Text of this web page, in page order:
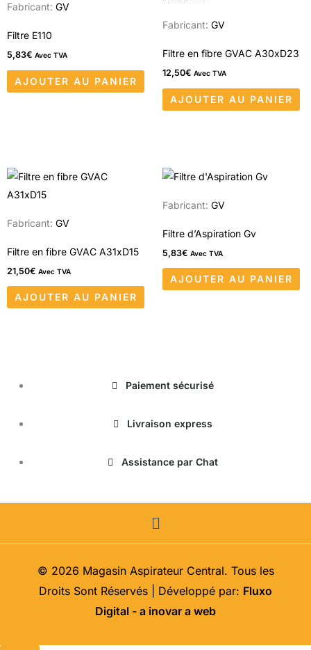
Fabricant: GV
Filtre E110
5,83€ Avec TVA
AJOUTER AU PANIER
Fabricant: GV
Filtre en fibre GVAC A30xD23
12,50€ Avec TVA
AJOUTER AU PANIER
Fabricant: GV
Filtre en fibre GVAC A31xD15
21,50€ Avec TVA
AJOUTER AU PANIER
Fabricant: GV
Filtre d’Aspiration Gv
5,83€ Avec TVA
AJOUTER AU PANIER
Paiement sécurisé
Livraison express
Assistance par Chat
Menu
© 2026 Magasin Aspirateur Central. Tous les
Droits Sont Réservés | Développé par: Fluxo
Digital - a inovar a web